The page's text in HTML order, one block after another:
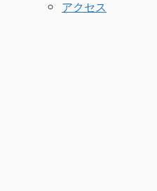
アクセス